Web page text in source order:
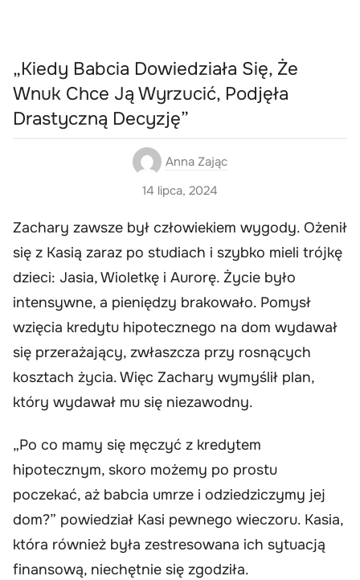
„Kiedy Babcia Dowiedziała Się, Że
Wnuk Chce Ją Wyrzucić, Podjęła
Drastyczną Decyzję”
Anna Zając
14 lipca, 2024
Zachary zawsze był człowiekiem wygody. Ożenił
się z Kasią zaraz po studiach i szybko mieli trójkę
dzieci: Jasia, Wioletkę i Aurorę. Życie było
intensywne, a pieniędzy brakowało. Pomysł
wzięcia kredytu hipotecznego na dom wydawał
się przerażający, zwłaszcza przy rosnących
kosztach życia. Więc Zachary wymyślił plan,
który wydawał mu się niezawodny.
„Po co mamy się męczyć z kredytem
hipotecznym, skoro możemy po prostu
poczekać, aż babcia umrze i odziedziczymy jej
dom?” powiedział Kasi pewnego wieczoru. Kasia,
która również była zestresowana ich sytuacją
finansową, niechętnie się zgodziła.